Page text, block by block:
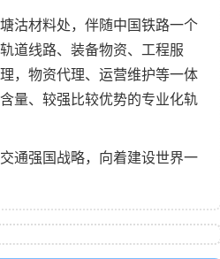
沽材料处，伴随中国铁路一个
道线路、装备物资、工程服
，物资代理、运营维护等一体
量、较强比较优势的专业化轨
通强国战略，向着建设世界一